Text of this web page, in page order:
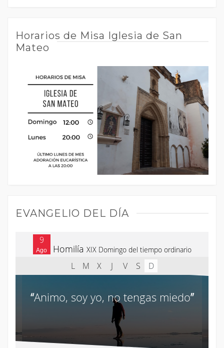
Horarios de Misa Iglesia de San
Mateo
EVANGELIO DEL DÍA